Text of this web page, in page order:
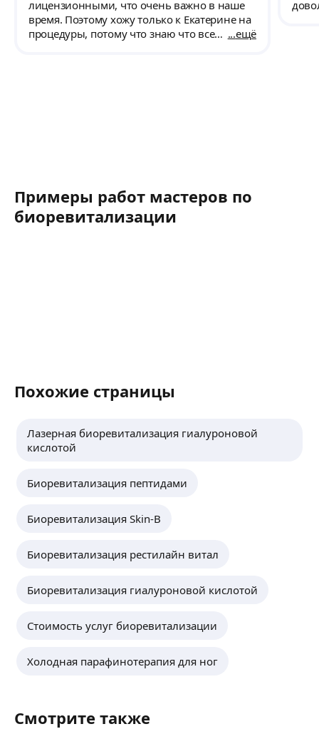
лицензионными, что очень важно в наше
время. Поэтому хожу только к Екатерине на
процедуры, потому что знаю что все
ещё
Примеры работ мастеров по
биоревитализации
Похожие страницы
Лазерная биоревитализация гиалуроновой
кислотой
Биоревитализация пептидами
Биоревитализация Skin-B
Биоревитализация рестилайн витал
Биоревитализация гиалуроновой кислотой
Стоимость услуг биоревитализации
Холодная парафинотерапия для ног
Смотрите также